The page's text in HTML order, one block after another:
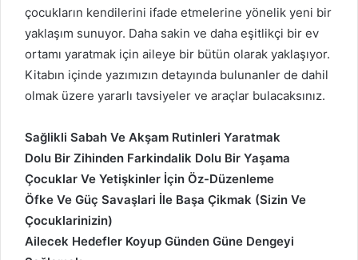
çocukların kendilerini ifade etmelerine yönelik yeni bir
yaklaşım sunuyor. Daha sakin ve daha eşitlikçi bir ev
ortamı yaratmak için aileye bir bütün olarak yaklaşıyor.
Kitabın içinde yazımızın detayında bulunanler de dahil
olmak üzere yararlı tavsiyeler ve araçlar bulacaksınız.
Sağlikli Sabah Ve Akşam Rutinleri Yaratmak
Dolu Bir Zihinden Farkindalik Dolu Bir Yaşama
Çocuklar Ve Yetişkinler İçin Öz-Düzenleme
Öfke Ve Güç Savaşlari İle Başa Çikmak (Sizin Ve
Çocuklarinizin)
Ailecek Hedefler Koyup Günden Güne Dengeyi